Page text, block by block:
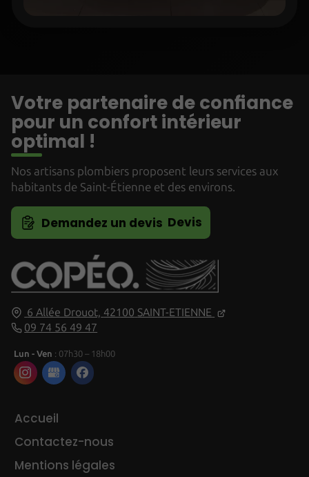
6 Allée Drouot, 42100 SAINT-ETIENNE
09 74 56 49 47
Lun - Ven : 07h30 – 18h00
Accueil
Contactez-nous
Mentions légales
Votre partenaire de confiance
pour un confort intérieur
optimal !
Nos artisans plombiers proposent leurs services aux
habitants de Saint-Étienne et des environs.
Demandez un devis Devis